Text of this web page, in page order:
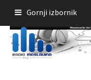
sadržaja
Gornji izbornik